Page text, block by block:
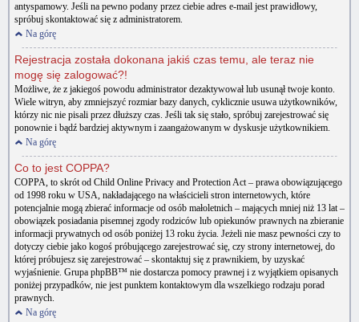
antyspamowy. Jeśli na pewno podany przez ciebie adres e-mail jest prawidłowy,
spróbuj skontaktować się z administratorem.
Na górę
Rejestracja została dokonana jakiś czas temu, ale teraz nie
mogę się zalogować?!
Możliwe, że z jakiegoś powodu administrator dezaktywował lub usunął twoje konto.
Wiele witryn, aby zmniejszyć rozmiar bazy danych, cyklicznie usuwa użytkowników,
którzy nic nie pisali przez dłuższy czas. Jeśli tak się stało, spróbuj zarejestrować się
ponownie i bądź bardziej aktywnym i zaangażowanym w dyskusje użytkownikiem.
Na górę
Co to jest COPPA?
COPPA, to skrót od Child Online Privacy and Protection Act – prawa obowiązującego
od 1998 roku w USA, nakładającego na właścicieli stron internetowych, które
potencjalnie mogą zbierać informacje od osób małoletnich – mających mniej niż 13 lat –
obowiązek posiadania pisemnej zgody rodziców lub opiekunów prawnych na zbieranie
informacji prywatnych od osób poniżej 13 roku życia. Jeżeli nie masz pewności czy to
dotyczy ciebie jako kogoś próbującego zarejestrować się, czy strony internetowej, do
której próbujesz się zarejestrować – skontaktuj się z prawnikiem, by uzyskać
wyjaśnienie. Grupa phpBB™ nie dostarcza pomocy prawnej i z wyjątkiem opisanych
poniżej przypadków, nie jest punktem kontaktowym dla wszelkiego rodzaju porad
prawnych.
Na górę